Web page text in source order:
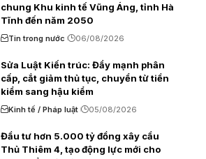
chung Khu kinh tế Vũng Áng, tỉnh Hà
Tĩnh đến năm 2050
Tin trong nước 06/08/2026
Sửa Luật Kiến trúc: Đẩy mạnh phân
cấp, cắt giảm thủ tục, chuyển từ tiền
kiểm sang hậu kiểm
Kinh tế / Pháp luật 05/08/2026
Đầu tư hơn 5.000 tỷ đồng xây cầu
Thủ Thiêm 4, tạo động lực mới cho